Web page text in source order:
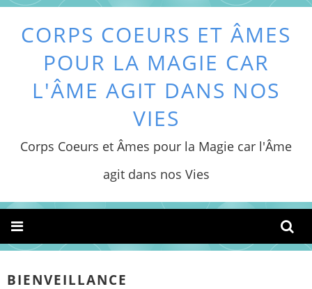
CORPS COEURS ET ÂMES
POUR LA MAGIE CAR
L'ÂME AGIT DANS NOS
VIES
Corps Coeurs et Âmes pour la Magie car l'Âme
agit dans nos Vies
BIENVEILLANCE